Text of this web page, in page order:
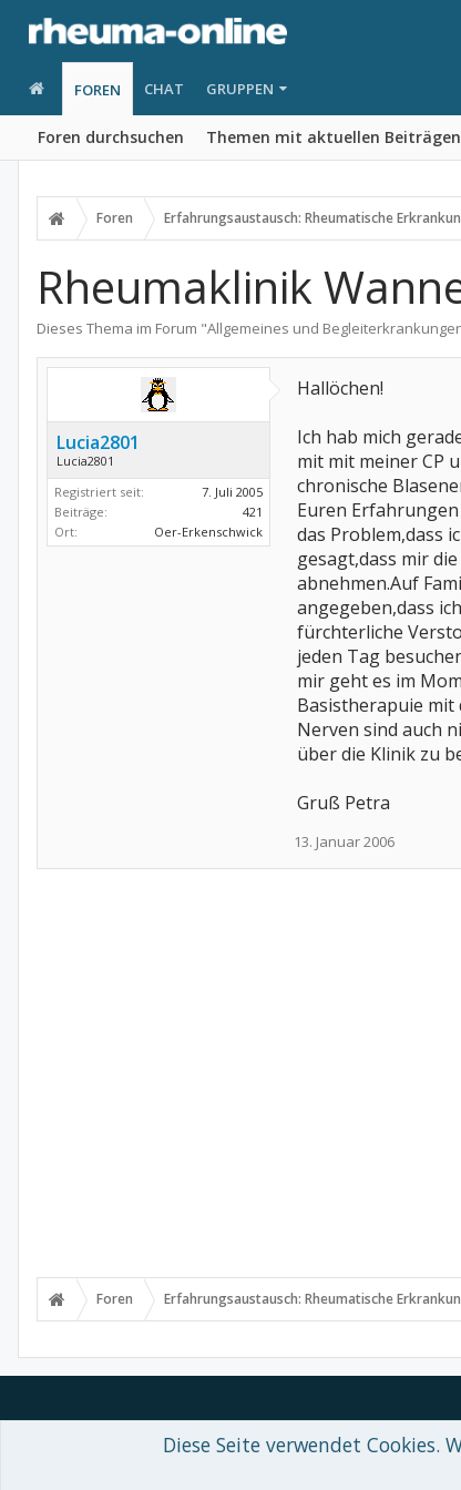
FOREN
Foren durchsuchen Themen mit aktuellen Beiträgen
CHAT GRUPPEN
Foren Erfahrungsaustausch: Rheumatische
Rheumaklinik
Dieses Thema im Forum "Allgemeines und
Lucia2801
Lucia2801
Registriert seit:
7. Juli 2005
Beiträge:
421
Ort:
Oer-Erkenschwick
Hallöchen!
Ich hab mich
mit mit meiner CP
chronische
Euren
das Problem,dass
gesagt,dass mir
abnehmen.Auf
angegeben,dass
fürchterliche
jeden Tag
mir geht es im
Basistherapuie mit
Nerven sind auch
über die Klinik zu
Gruß Petra
13. Januar 2006
Foren Erfahrungsaustausch: Rheumatische
Forum software by XenForo™© 2010-2018 XenForo Ltd.-
Diese Seite verwendet